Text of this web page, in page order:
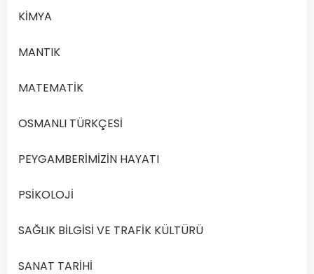
Lise
2
–
2020
Yılı
Dönem
Açık
Sosyoloji
Dersi
Yılı
KİMYA
MANTIK
MATEMATİK
OSMANLI TÜRKÇESİ
PEYGAMBERİMİZİN HAYATI
PSİKOLOJİ
SAĞLIK BİLGİSİ VE TRAFİK KÜLTÜRÜ
SANAT TARİHİ